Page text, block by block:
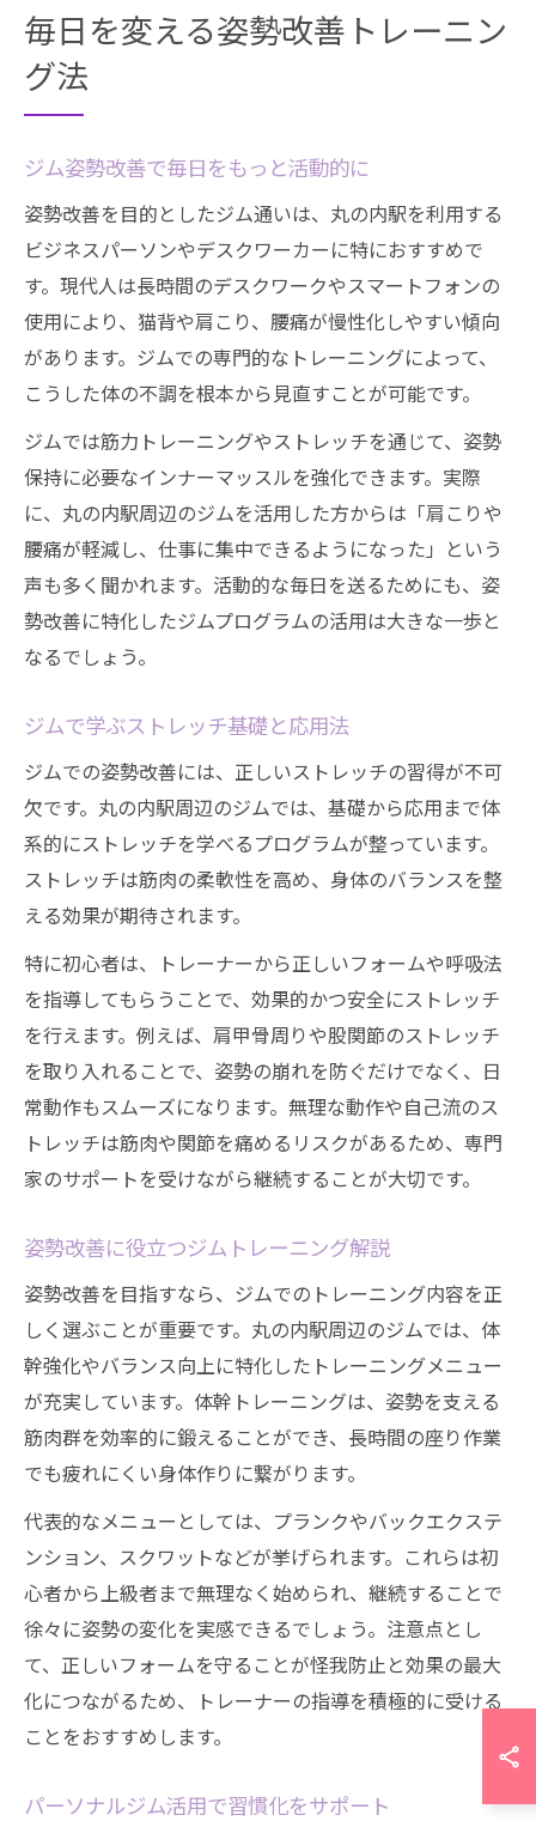
毎日を変える姿勢改善トレーニン
グ法
ジム姿勢改善で毎日をもっと活動的に
姿勢改善を目的としたジム通いは、丸の内駅を利用する
ビジネスパーソンやデスクワーカーに特におすすめで
す。現代人は長時間のデスクワークやスマートフォンの
使用により、猫背や肩こり、腰痛が慢性化しやすい傾向
があります。ジムでの専門的なトレーニングによって、
こうした体の不調を根本から見直すことが可能です。
ジムでは筋力トレーニングやストレッチを通じて、姿勢
保持に必要なインナーマッスルを強化できます。実際
に、丸の内駅周辺のジムを活用した方からは「肩こりや
腰痛が軽減し、仕事に集中できるようになった」という
声も多く聞かれます。活動的な毎日を送るためにも、姿
勢改善に特化したジムプログラムの活用は大きな一歩と
なるでしょう。
ジムで学ぶストレッチ基礎と応用法
ジムでの姿勢改善には、正しいストレッチの習得が不可
欠です。丸の内駅周辺のジムでは、基礎から応用まで体
系的にストレッチを学べるプログラムが整っています。
ストレッチは筋肉の柔軟性を高め、身体のバランスを整
える効果が期待されます。
特に初心者は、トレーナーから正しいフォームや呼吸法
を指導してもらうことで、効果的かつ安全にストレッチ
を行えます。例えば、肩甲骨周りや股関節のストレッチ
を取り入れることで、姿勢の崩れを防ぐだけでなく、日
常動作もスムーズになります。無理な動作や自己流のス
トレッチは筋肉や関節を痛めるリスクがあるため、専門
家のサポートを受けながら継続することが大切です。
姿勢改善に役立つジムトレーニング解説
姿勢改善を目指すなら、ジムでのトレーニング内容を正
しく選ぶことが重要です。丸の内駅周辺のジムでは、体
幹強化やバランス向上に特化したトレーニングメニュー
が充実しています。体幹トレーニングは、姿勢を支える
筋肉群を効率的に鍛えることができ、長時間の座り作業
でも疲れにくい身体作りに繋がります。
代表的なメニューとしては、プランクやバックエクステ
ンション、スクワットなどが挙げられます。これらは初
心者から上級者まで無理なく始められ、継続することで
徐々に姿勢の変化を実感できるでしょう。注意点とし
て、正しいフォームを守ることが怪我防止と効果の最大
化につながるため、トレーナーの指導を積極的に受ける
ことをおすすめします。
パーソナルジム活用で習慣化をサポート